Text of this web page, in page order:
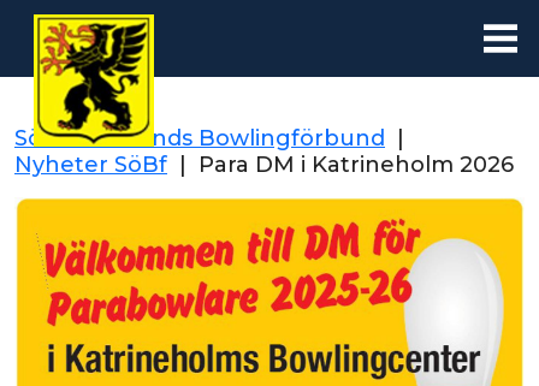
Södermanlands Bowlingförbund
Nyheter SöBf
Para DM i Katrineholm 2026